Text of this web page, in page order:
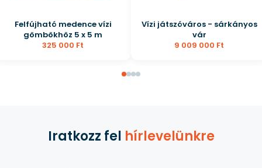
Felfújható medence vízi
gömbökhöz 5 x 5 m
325 000 Ft
Vízi játszóváros - sárkányos
vár
9 009 000 Ft
Iratkozz fel hírlevelünkre